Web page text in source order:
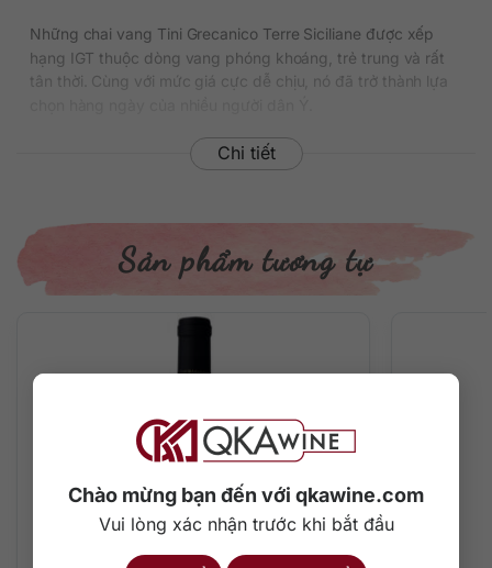
Chào mừng bạn đến với qkawine.com
Vui lòng xác nhận trước khi bắt đầu
Những chai vang Tini Grecanico Terre Siciliane được xếp
hạng IGT thuộc dòng vang phóng khoáng, trẻ trung và rất
tân thời. Cùng với mức giá cực dễ chịu, nó đã trở thành lựa
Thông tin chi tiết
Vùng sản xuất: Sicily
Loại vang: Rượu vang trắng
Màu sắc: Màu vàng nhạt
từ 12-14 độ C.
Quy cách: Thùng 6 chai
Quy trình sản xuất vang
Nhà làm vang Caviro đã khéo chọn ra những trái nho đạt
tiêu chuẩn bằng cách thủ công kết hợp máy móc hiện đại.
Chi tiết
Sản phẩm tương tự